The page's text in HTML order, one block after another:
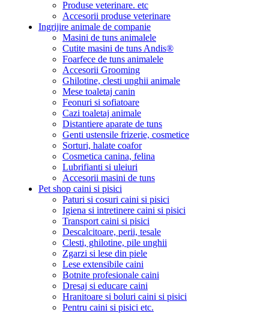
Produse veterinare. etc
Accesorii produse veterinare
Ingrijire animale de companie
Masini de tuns animalele
Cutite masini de tuns Andis®
Foarfece de tuns animalele
Accesorii Grooming
Ghilotine, clesti unghii animale
Mese toaletaj canin
Feonuri si sofiatoare
Cazi toaletaj animale
Distantiere aparate de tuns
Genti ustensile frizerie, cosmetice
Sorturi, halate coafor
Cosmetica canina, felina
Lubrifianti si uleiuri
Accesorii masini de tuns
Pet shop caini si pisici
Paturi si cosuri caini si pisici
Igiena si intretinere caini si pisici
Transport caini si pisici
Descalcitoare, perii, tesale
Clesti, ghilotine, pile unghii
Zgarzi si lese din piele
Lese extensibile caini
Botnite profesionale caini
Dresaj si educare caini
Hranitoare si boluri caini si pisici
Pentru caini si pisici etc.